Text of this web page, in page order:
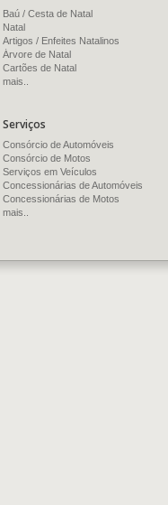
Baú / Cesta de Natal
Natal
Artigos / Enfeites Natalinos
Árvore de Natal
Cartões de Natal
mais..
Serviços
Consórcio de Automóveis
Consórcio de Motos
Serviços em Veículos
Concessionárias de Automóveis
Concessionárias de Motos
mais..